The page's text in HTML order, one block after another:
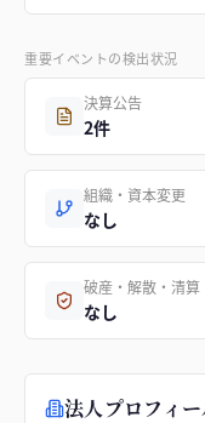
重要イベントの検出状況
決算公告
2件
組織・資本変更
なし
破産・解散・清算
なし
法人プロフィ